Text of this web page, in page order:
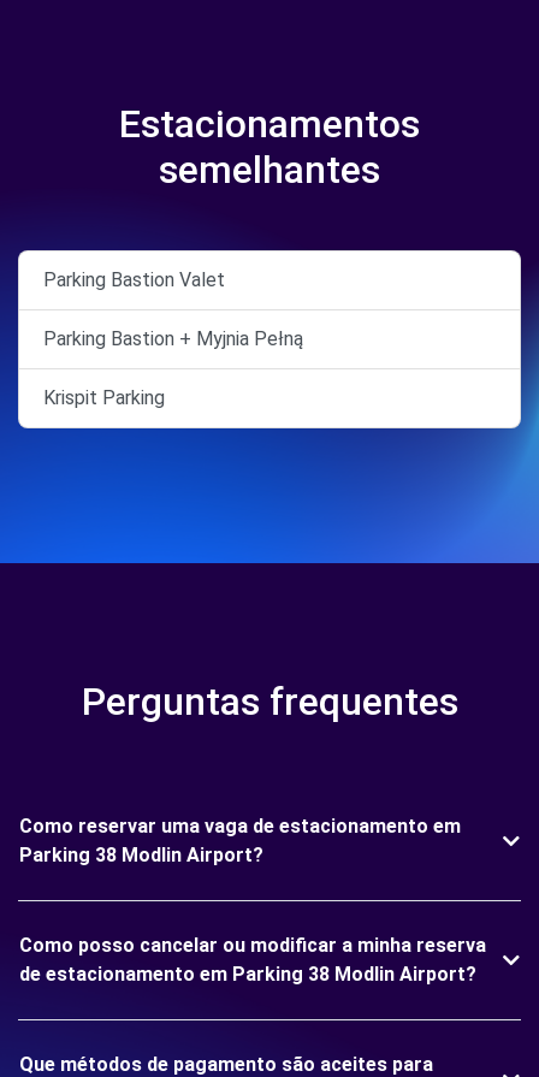
Estacionamentos
semelhantes
Parking Bastion Valet
Parking Bastion + Myjnia Pełną
Krispit Parking
Perguntas frequentes
Como reservar uma vaga de estacionamento em
Parking 38 Modlin Airport?
Como posso cancelar ou modificar a minha reserva
de estacionamento em Parking 38 Modlin Airport?
Que métodos de pagamento são aceites para